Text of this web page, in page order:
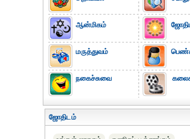
ஆன்மிகம்
மருத்துவம்
நகைச்சுவை
ஜோதிடம்